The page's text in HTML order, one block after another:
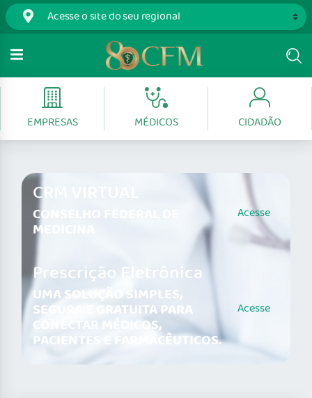
EMPRESAS MÉDICOS CIDADÃO
CRM VIRTUAL
CONSELHO FEDERAL DE
MEDICINA
Acesse
Prescrição Eletrônica
UMA SOLUÇÃO SIMPLES,
SEGURA E GRATUITA PARA
CONECTAR MÉDICOS,
PACIENTES E FARMACÊUTICOS.
Acesse